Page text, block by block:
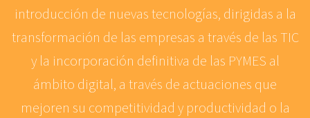
introducción de nuevas tecnologías, dirigidas a la
transformación de las empresas a través de las TIC
y la incorporación definitiva de las PYMES al
ámbito digital, a través de actuaciones que
mejoren su competitividad y productividad o la